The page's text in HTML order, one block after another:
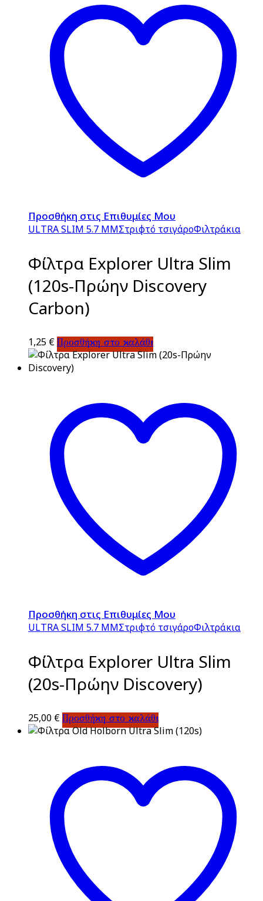
Προσθήκη στις Επιθυμίες Μου
ULTRA SLIM 5.7 MMΣτριφτό τσιγάροΦιλτράκια
Φίλτρα Explorer Ultra Slim
(120s-Πρώην Discovery
Carbon)
1,25 € Προσθήκη στο καλάθι
Προσθήκη στις Επιθυμίες Μου
ULTRA SLIM 5.7 MMΣτριφτό τσιγάροΦιλτράκια
Φίλτρα Explorer Ultra Slim
(20s-Πρώην Discovery)
25,00 € Προσθήκη στο καλάθι